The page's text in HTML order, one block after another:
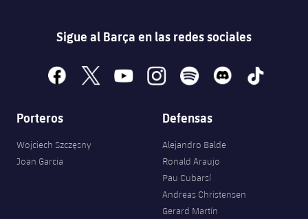
Sigue al Barça en las redes sociales
facebook
x youtubeinstagramspotify discord tiktok
Porteros
Wojciech Szczęsny
Joan Garcia
Defensas
Alejandro Balde
Ronald Araujo
Pau Cubarsí
Andreas Christensen
Gerard Martín